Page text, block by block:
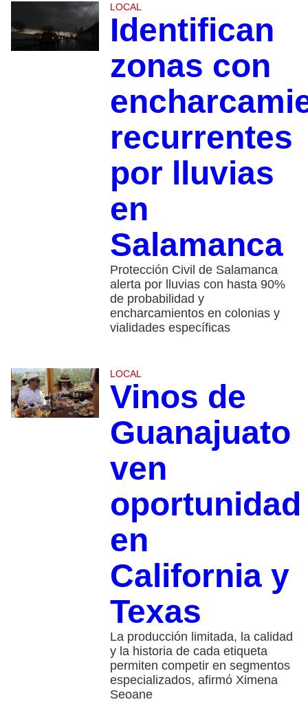
LOCAL
Identifican
zonas con
recurrentes
por lluvias
en
Salamanca
Protección Civil de Salamanca
alerta por lluvias con hasta 90%
de probabilidad y
encharcamientos en colonias y
vialidades específicas
LOCAL
Vinos de
Guanajuato
ven
oportunidad
en
California y
Texas
La producción limitada, la calidad
y la historia de cada etiqueta
permiten competir en segmentos
especializados, afirmó Ximena
Seoane